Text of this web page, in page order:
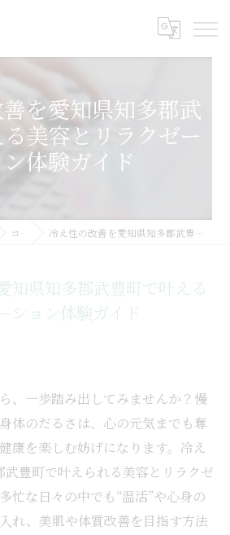
を愛知県知多郡武
美容とリラクゼー
体験ガイド
コラム 冷え性の改善を愛知県知多郡武豊町で叶える美容とリラクゼーション体験ガイド
知県知多郡武豊町で叶える
ション体験ガイド
、一歩踏み出してみませんか？慢
体のだるさは、心の元気までも奪
康を楽しむ妨げになります。冷え
武豊町で叶えられる美容とリラクゼ
忙な日々の中でも“温活”や心身の
れ、美肌や体質改善を目指す方法